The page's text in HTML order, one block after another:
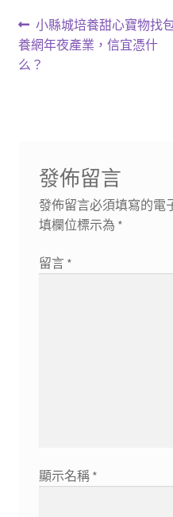
文
章
上
一
篇
小縣城培養甜心寶物找
養網年夜產業，信宜憑什
么？
發佈留言
發佈留言必須填寫的電
填欄位標示為 *
留言 *
顯示名稱 *